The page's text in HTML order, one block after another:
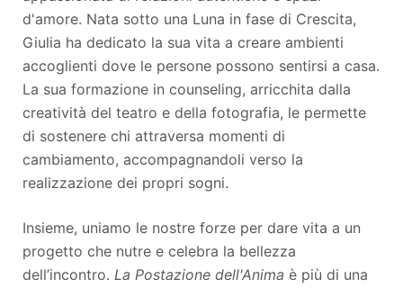
d'amore. Nata sotto una Luna in fase di Crescita,
Giulia ha dedicato la sua vita a creare ambienti
accoglienti dove le persone possono sentirsi a casa.
La sua formazione in counseling, arricchita dalla
creatività del teatro e della fotografia, le permette
di sostenere chi attraversa momenti di
cambiamento, accompagnandoli verso la
realizzazione dei propri sogni​.
Insieme, uniamo le nostre forze per dare vita a un
progetto che nutre e celebra la bellezza
dell’incontro. La Postazione dell'Anima è più di una